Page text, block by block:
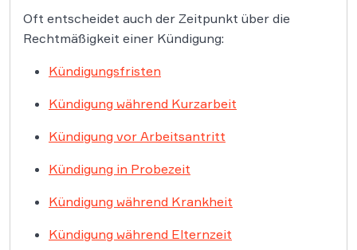
Oft entscheidet auch der Zeitpunkt über die
Rechtmäßigkeit einer Kündigung:
Kündigungsfristen
Kündigung während Kurzarbeit
Kündigung vor Arbeitsantritt
Kündigung in Probezeit
Kündigung während Krankheit
Kündigung während Elternzeit